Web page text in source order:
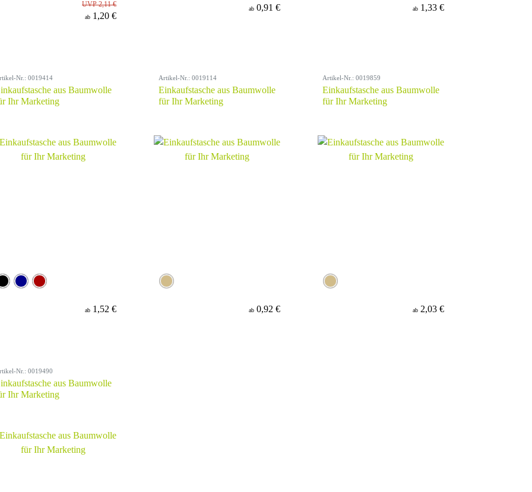
UVP 2,11 €
ab 1,20 €
ab 0,91 € ab 1,33 €
Nr.: 0019414
aus Baumwolle
Ihr Marketing
ab 1,52 €
Artikel-Nr.: 0019114
Einkaufstasche aus Baumwolle
für Ihr Marketing
ab 0,92 €
Artikel-Nr.: 0019859
Einkaufstasche aus Baumwolle
für Ihr Marketing
ab 2,03 €
Nr.: 0019490
aus Baumwolle
Ihr Marketing